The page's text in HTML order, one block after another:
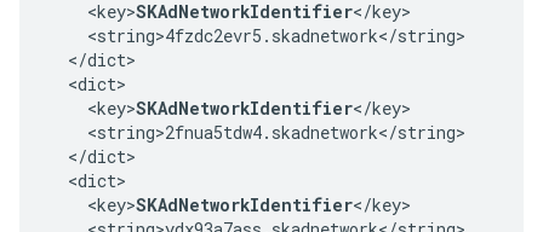
    <key>
SKAdNetworkIdentifier</key>
    <string>4fzdc2evr5.skadnetwork</string>
  </dict>
  <dict>
    <key>
SKAdNetworkIdentifier</key>
    <string>2fnua5tdw4.skadnetwork</string>
  </dict>
  <dict>
    <key>
SKAdNetworkIdentifier</key>